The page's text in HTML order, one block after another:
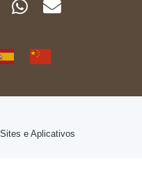
e Aplicativos